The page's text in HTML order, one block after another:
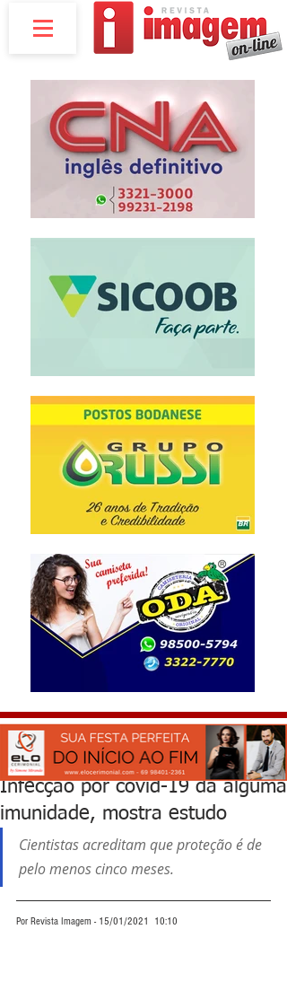
Infecção por covid-19 dá alguma
imunidade, mostra estudo
Cientistas acreditam que proteção é de
pelo menos cinco meses.
Por Revista Imagem - 15/01/2021  10:10